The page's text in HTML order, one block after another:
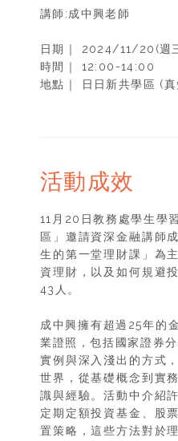
講師:成中興老師
日期｜ 2024/11/20(週
時間｜ 12:00-14:00
地點｜ 日日新共學區 (
活動成效
11月20日教務處學生學
區」邀請資深金融講師
生的第一堂理財課」為
資理財，以及如何規避
43人。
成中興擁有超過25年的
業證照，包括國家證券
實例與深入淺出的方式
世界，從基礎概念到實
識與經驗。活動中介紹
定期定額投資基金、股
置策略，這些方法對於